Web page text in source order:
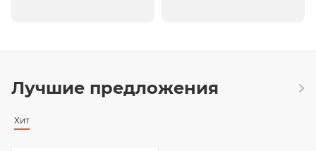
Лучшие предложения
Хит